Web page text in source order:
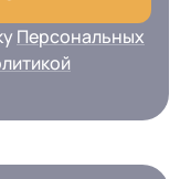
Персональных